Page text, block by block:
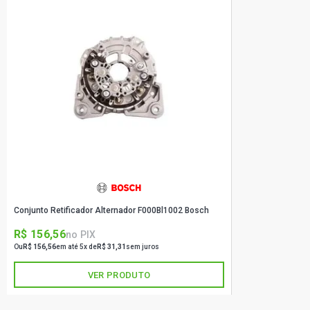
Conjunto Retificador Alternador F000Bl1002 Bosch
R$ 156,56no PIX
Ou R$ 156,56em até 5x deR$ 31,31 sem juros
VER PRODUTO